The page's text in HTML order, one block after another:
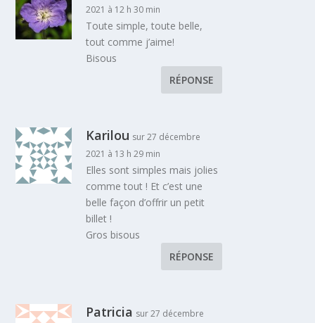
2021 à 12 h 30 min
Toute simple, toute belle,
tout comme j’aime!
Bisous
RÉPONSE
Karilou sur 27 décembre
2021 à 13 h 29 min
Elles sont simples mais jolies
comme tout ! Et c’est une
belle façon d’offrir un petit
billet !
Gros bisous
RÉPONSE
Patricia sur 27 décembre